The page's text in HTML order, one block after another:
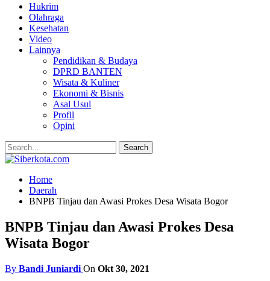
Hukrim
Olahraga
Kesehatan
Video
Lainnya
Pendidikan & Budaya
DPRD BANTEN
Wisata & Kuliner
Ekonomi & Bisnis
Asal Usul
Profil
Opini
Home
Daerah
BNPB Tinjau dan Awasi Prokes Desa Wisata Bogor
BNPB Tinjau dan Awasi Prokes Desa
Wisata Bogor
By Bandi Juniardi On Okt 30, 2021